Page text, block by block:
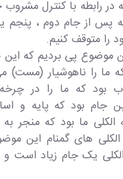
در رابطه با کنترل
پس از جام دوم ، پنجم
را متوقف کنیم.
موضوع پی بردیم که
ما را ناهوشیار (مست)
بود که ما را در
جام بود که پایه و
الکلی ما بود که منجر
های گمنام این
یک جام زیاد است و